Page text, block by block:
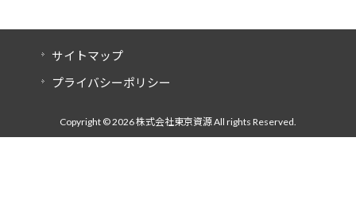
サイトマップ
プライバシーポリシー
Copyright © 2026 株式会社東京資源 All rights Reserved.